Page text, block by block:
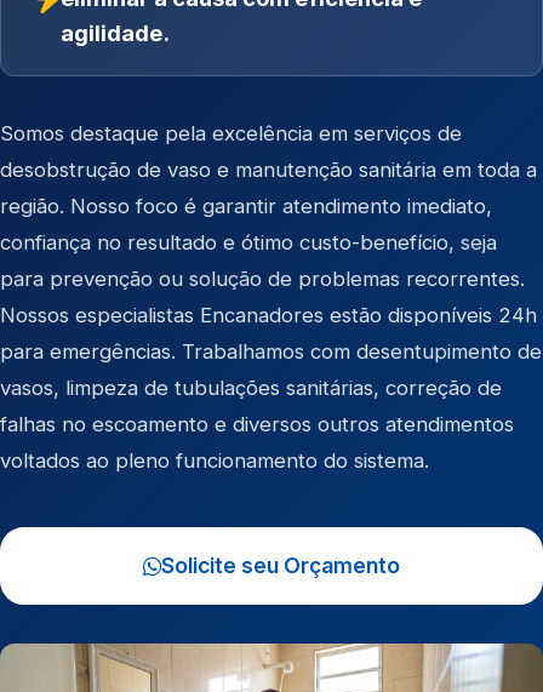
agilidade.
Somos destaque pela excelência em serviços de
desobstrução de vaso e manutenção sanitária em toda a
região. Nosso foco é garantir atendimento imediato,
confiança no resultado e ótimo custo-benefício, seja
para prevenção ou solução de problemas recorrentes.
Nossos especialistas Encanadores estão disponíveis 24h
para emergências. Trabalhamos com desentupimento de
vasos, limpeza de tubulações sanitárias, correção de
falhas no escoamento e diversos outros atendimentos
voltados ao pleno funcionamento do sistema.
Solicite seu Orçamento